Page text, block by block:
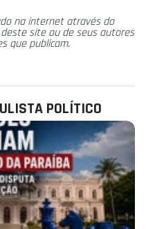
na internet através do
site ou de seus autores
que publicam.
POLÍ­TICO